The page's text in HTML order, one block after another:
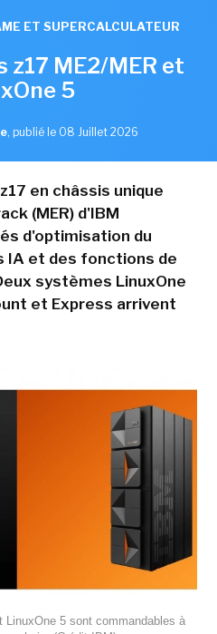
ET SUPERCALCULATEUR
z17 ME2/MER et
5
, publié le 08 Juillet 2026
en châssis unique
(MER) d'IBM
d'optimisation du
et des fonctions de
systèmes LinuxOne
et Express arrivent
LinuxOne 5 sont commandables à